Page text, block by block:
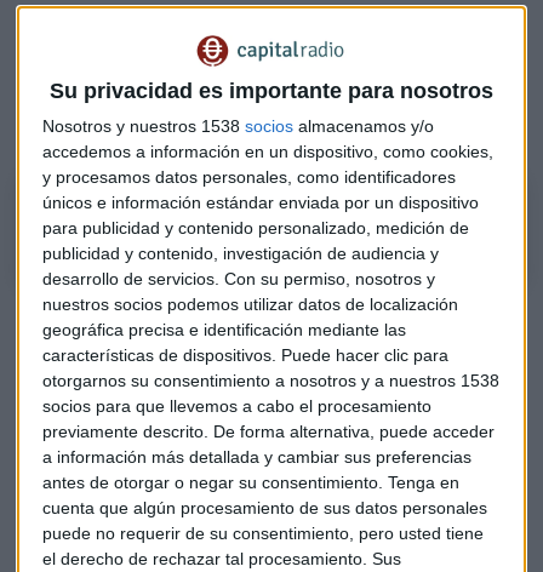
Su privacidad es importante para nosotros
Nosotros y nuestros 1538 socios almacenamos y/o
accedemos a información en un dispositivo, como cookies,
y procesamos datos personales, como identificadores
únicos e información estándar enviada por un dispositivo
para publicidad y contenido personalizado, medición de
publicidad y contenido, investigación de audiencia y
desarrollo de servicios. Con su permiso, nosotros y
nuestros socios podemos utilizar datos de localización
geográfica precisa e identificación mediante las
características de dispositivos. Puede hacer clic para
otorgarnos su consentimiento a nosotros y a nuestros 1538
socios para que llevemos a cabo el procesamiento
previamente descrito. De forma alternativa, puede acceder
a información más detallada y cambiar sus preferencias
antes de otorgar o negar su consentimiento. Tenga en
cuenta que algún procesamiento de sus datos personales
puede no requerir de su consentimiento, pero usted tiene
el derecho de rechazar tal procesamiento. Sus
Por otro lado, el jueves será el turno delBanco Central
Banco de Inglaterra
ambos, al igual que la reserva federal, 50 puntos básicos".
De hecho, las previsiones de García apuntan a que los tipos
delBCElleguen al3% de cara a al primer semestre
Claves de la semana con Caser Asesores Financieros
"Semana cargadita"
Salvando estas citas, el martes se conocerán los datos del
IPCenEstados Unidos y las encuestasZEWenAlemania
Eurozona. El miércoles se publicará la produccion
industrial en la eurozona, y el jueves habrá ventas
minoristas enChina , datos de laFed en Filadelfiay cifras
de producción industrial enEstados Unidos, con lo cual,
concluyeGonzalo García: "semana bien cargada".